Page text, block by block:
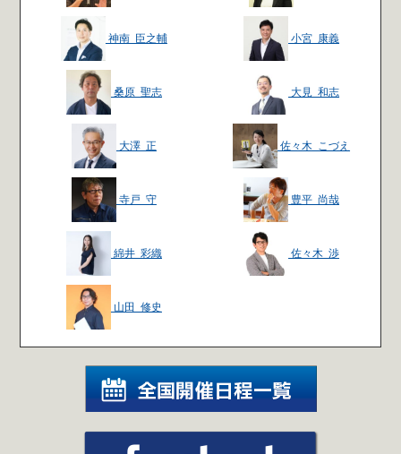
神南 臣之輔 小宮 康義
桑原 聖志 大見 和志
大澤 正 佐々木 こづえ
寺戸 守 豊平 尚哉
綿井 彩織 佐々木 渉
山田 修史